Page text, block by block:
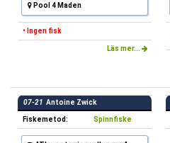
Pool 4 Maden
• Ingen fisk
Läs mer...
07-21 Antoine Zwick
Fiskemetod: Spinnfiske